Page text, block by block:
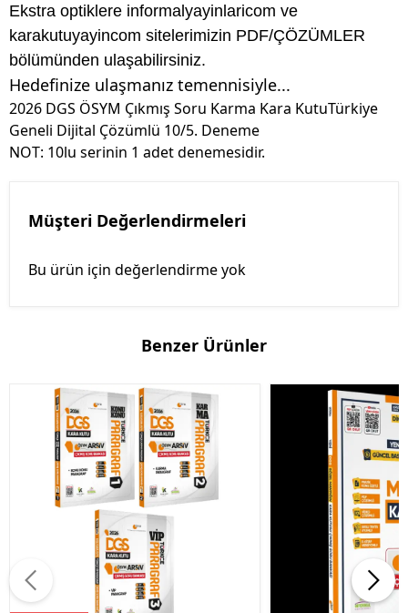
Ekstra optiklere informalyayinlaricom ve
karakutuyayincom sitelerimizin PDF/ÇÖZÜMLER
bölümünden ulaşabilirsiniz.
Hedefinize ulaşmanız temennisiyle...
2026 DGS ÖSYM Çıkmış Soru Karma Kara KutuTürkiye
Geneli Dijital Çözümlü 10/5. Deneme
NOT: 10lu serinin 1 adet denemesidir.
Müşteri Değerlendirmeleri
Bu ürün için değerlendirme yok
Benzer Ürünler